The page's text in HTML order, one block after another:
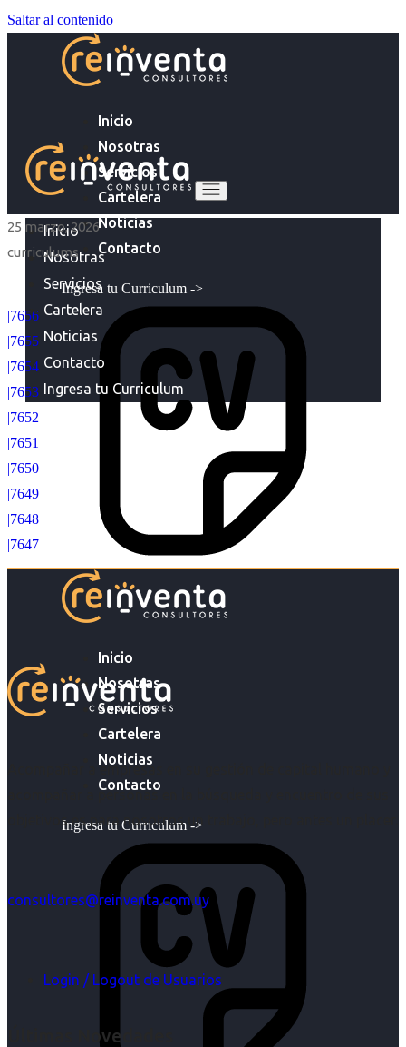
Saltar al contenido
Inicio
Nosotras
Servicios
Cartelera
Noticias
Contacto
Ingresa tu Curriculum ->
Inicio
Nosotras
Servicios
Cartelera
Noticias
Contacto
Ingresa tu Curriculum ->
Inicio
Nosotras
Servicios
Cartelera
Noticias
Contacto
Ingresa tu Curriculum
25 marzo, 2026
curriculums
|7656
|7655
|7654
|7653
|7652
|7651
|7650
|7649
|7648
|7647
Acompañar a empresas en su gestión de capital humano y
acompañar a personas en la búsqueda y encuentro de sus
objetivos es para nosotros un trabajo, pero antes un placer.
consultores@reinventa.com.uy
Login / Logout de Usuarios
Últimas Novedades